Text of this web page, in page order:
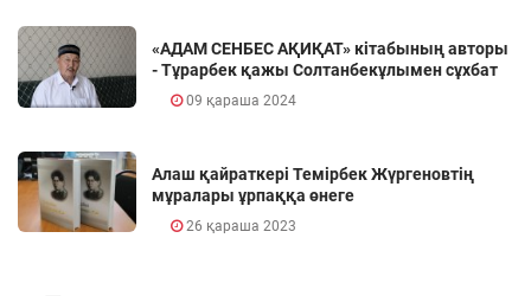
«АДАМ СЕНБЕС АҚИҚАТ» кітабының авторы
- Тұрарбек қажы Солтанбекұлымен сұхбат
09 қараша 2024
Алаш қайраткері Темірбек Жүргеновтің
мұралары ұрпаққа өнеге
26 қараша 2023